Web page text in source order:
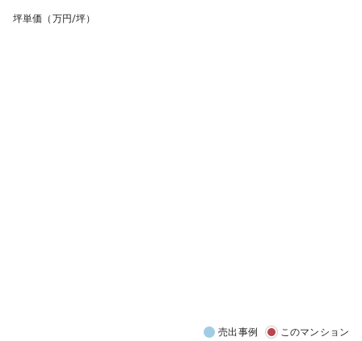
坪単価（万円/坪）
売出事例 このマンション